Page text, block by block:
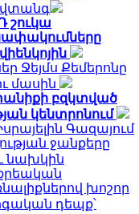
վտանգ
շուկա
Ջեյմս Քեմերոնը
մասին
բզկտված
կենտրոնում
Գազայում
ջանքերը
նախկին
խոշոր
դեպք՝